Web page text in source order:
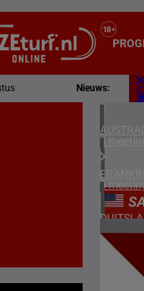
Nieuws:
4
5
ZWEDEN
3
7
17/04/